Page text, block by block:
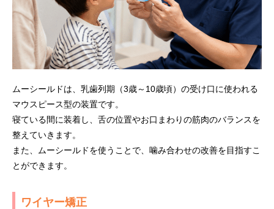
ムーシールドは、乳歯列期（3歳～10歳頃）の受け口に使われる
マウスピース型の装置です。
寝ている間に装着し、舌の位置やお口まわりの筋肉のバランスを
整えていきます。
また、ムーシールドを使うことで、噛み合わせの改善を目指すこ
とができます。
ワイヤー矯正